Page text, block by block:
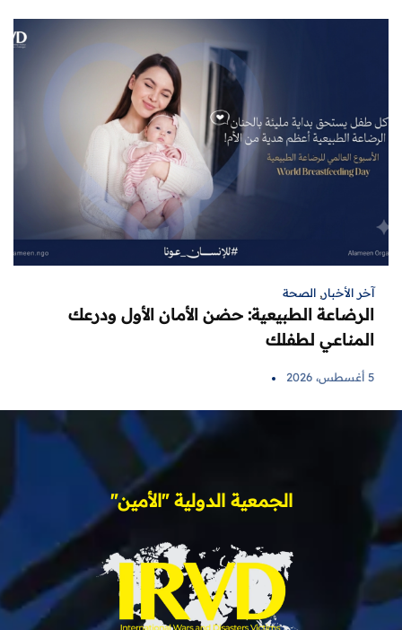
آخر الأخبار, الصحة
الرضاعة الطبيعية: حضن الأمان الأول ودرعك
المناعي لطفلك
5 أغسطس، 2026
الجمعية الدولية "الأمين"